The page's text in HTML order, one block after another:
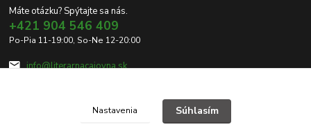
Máte otázku? Spýtajte sa nás.
+421 904 546 409
Po-Pia 11-19:00, So-Ne 12-20:00
info@literarnacajovna.sk
Nastavenia Súhlasím